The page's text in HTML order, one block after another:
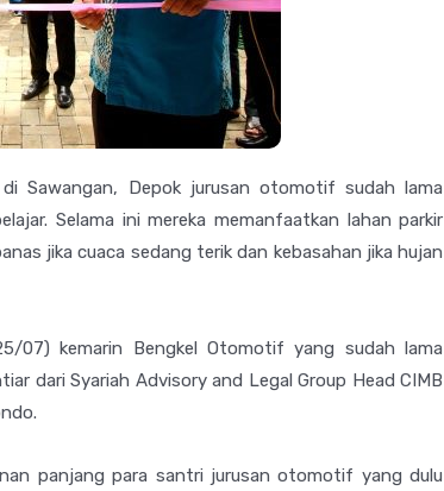
Sawangan, Depok jurusan otomotif sudah lama
Selama ini mereka memanfaatkan lahan parkir
jika cuaca sedang terik dan kebasahan jika hujan
07) kemarin Bengkel Otomotif yang sudah lama
dari Syariah Advisory and Legal Group Head CIMB
panjang para santri jurusan otomotif yang dulu